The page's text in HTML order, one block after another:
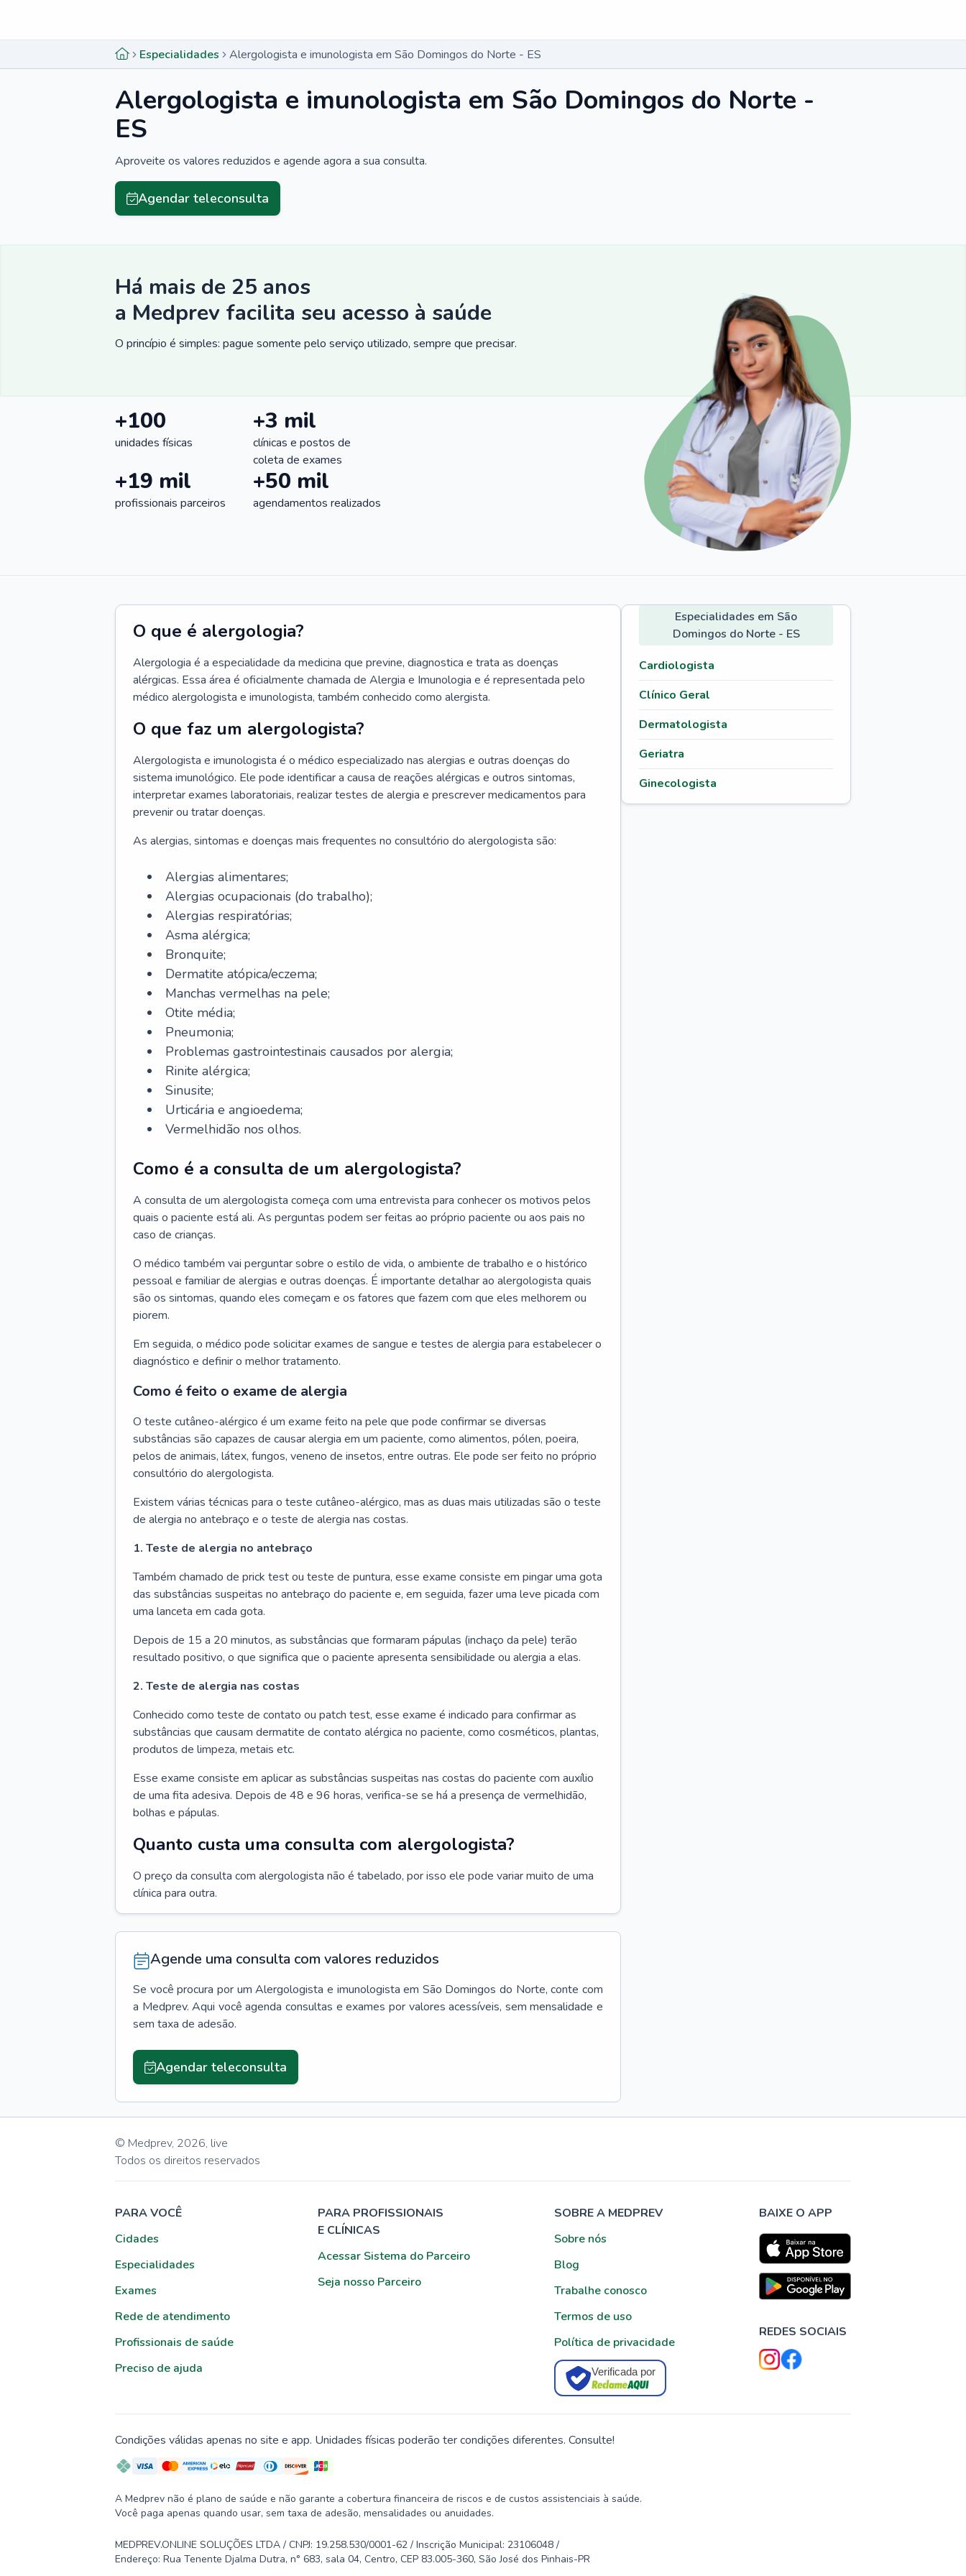
Especialidades Alergologista e imunologista em São Domingos do Norte - ES
Alergologista e imunologista em São Domingos do Norte -
ES
Aproveite os valores reduzidos e agende agora a sua consulta.
Agendar teleconsulta
Há mais de 25 anos
a Medprev facilita seu acesso à saúde
O princípio é simples: pague somente pelo serviço utilizado, sempre que precisar.
+100
unidades físicas
+3 mil
clínicas e postos de
coleta de exames
+19 mil
profissionais parceiros
+50 mil
agendamentos realizados
O que é alergologia?
Alergologia é a especialidade da medicina que previne, diagnostica e trata as doenças
alérgicas. Essa área é oficialmente chamada de Alergia e Imunologia e é representada pelo
médico alergologista e imunologista, também conhecido como alergista.
O que faz um alergologista?
Alergologista e imunologista é o médico especializado nas alergias e outras doenças do
sistema imunológico. Ele pode identificar a causa de reações alérgicas e outros sintomas,
interpretar exames laboratoriais, realizar testes de alergia e prescrever medicamentos para
prevenir ou tratar doenças.
As alergias, sintomas e doenças mais frequentes no consultório do alergologista são:
Alergias alimentares;
Alergias ocupacionais (do trabalho);
Alergias respiratórias;
Asma alérgica;
Bronquite;
Dermatite atópica/eczema;
Manchas vermelhas na pele;
Otite média;
Pneumonia;
Problemas gastrointestinais causados por alergia;
Rinite alérgica;
Sinusite;
Urticária e angioedema;
Vermelhidão nos olhos.
Como é a consulta de um alergologista?
A consulta de um alergologista começa com uma entrevista para conhecer os motivos pelos
quais o paciente está ali. As perguntas podem ser feitas ao próprio paciente ou aos pais no
caso de crianças.
O médico também vai perguntar sobre o estilo de vida, o ambiente de trabalho e o histórico
pessoal e familiar de alergias e outras doenças. É importante detalhar ao alergologista quais
são os sintomas, quando eles começam e os fatores que fazem com que eles melhorem ou
piorem.
Em seguida, o médico pode solicitar exames de sangue e testes de alergia para estabelecer o
diagnóstico e definir o melhor tratamento.
Como é feito o exame de alergia
O teste cutâneo-alérgico é um exame feito na pele que pode confirmar se diversas
substâncias são capazes de causar alergia em um paciente, como alimentos, pólen, poeira,
pelos de animais, látex, fungos, veneno de insetos, entre outras. Ele pode ser feito no próprio
consultório do alergologista.
Existem várias técnicas para o teste cutâneo-alérgico, mas as duas mais utilizadas são o teste
de alergia no antebraço e o teste de alergia nas costas.
1. Teste de alergia no antebraço
Também chamado de prick test ou teste de puntura, esse exame consiste em pingar uma gota
das substâncias suspeitas no antebraço do paciente e, em seguida, fazer uma leve picada com
uma lanceta em cada gota.
Depois de 15 a 20 minutos, as substâncias que formaram pápulas (inchaço da pele) terão
resultado positivo, o que significa que o paciente apresenta sensibilidade ou alergia a elas.
2. Teste de alergia nas costas
Conhecido como teste de contato ou patch test, esse exame é indicado para confirmar as
substâncias que causam dermatite de contato alérgica no paciente, como cosméticos, plantas,
produtos de limpeza, metais etc.
Esse exame consiste em aplicar as substâncias suspeitas nas costas do paciente com auxílio
de uma fita adesiva. Depois de 48 e 96 horas, verifica-se se há a presença de vermelhidão,
bolhas e pápulas.
Quanto custa uma consulta com alergologista?
O preço da consulta com alergologista não é tabelado, por isso ele pode variar muito de uma
clínica para outra.
Agende uma consulta com valores reduzidos
Se você procura por um Alergologista e imunologista em São Domingos do Norte, conte com
a Medprev. Aqui você agenda consultas e exames por valores acessíveis, sem mensalidade e
sem taxa de adesão.
Agendar teleconsulta
Especialidades em São
Domingos do Norte - ES
Cardiologista
Clínico Geral
Dermatologista
Geriatra
Ginecologista
© Medprev, 2026, live
Todos os direitos reservados
PARA VOCÊ
Cidades
Especialidades
Exames
Rede de atendimento
Profissionais de saúde
Preciso de ajuda
PARA PROFISSIONAIS
E CLÍNICAS
Acessar Sistema do Parceiro
Seja nosso Parceiro
SOBRE A MEDPREV
Sobre nós
Blog
Trabalhe conosco
Termos de uso
Política de privacidade
Verificada por
BAIXE O APP
REDES SOCIAIS
Condições válidas apenas no site e app. Unidades físicas poderão ter condições diferentes. Consulte!
A Medprev não é plano de saúde e não garante a cobertura financeira de riscos e de custos assistenciais à saúde.
Você paga apenas quando usar, sem taxa de adesão, mensalidades ou anuidades.
MEDPREV.ONLINE SOLUÇÕES LTDA / CNPJ: 19.258.530/0001-62 / Inscrição Municipal: 23106048 /
Endereço: Rua Tenente Djalma Dutra, n° 683, sala 04, Centro, CEP 83.005-360, São José dos Pinhais-PR